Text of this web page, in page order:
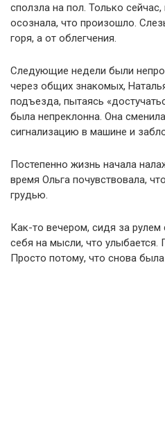
сползла на пол. Только
осознала, что произошло.
горя, а от облегчения.
Следующие недели были
через общих знакомых,
подъезда, пытаясь
была непреклонна. Она
сигнализацию в машине и
Постепенно жизнь начала
время Ольга почувствовала,
грудью.
Как-то вечером, сидя за
себя на мысли, что улыбается.
Просто потому, что снова